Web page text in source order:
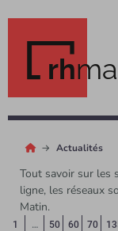
rh
Actualités
Tout savoir sur les
ligne, les réseaux
Matin.
Page précédente
1 … 50 60 70